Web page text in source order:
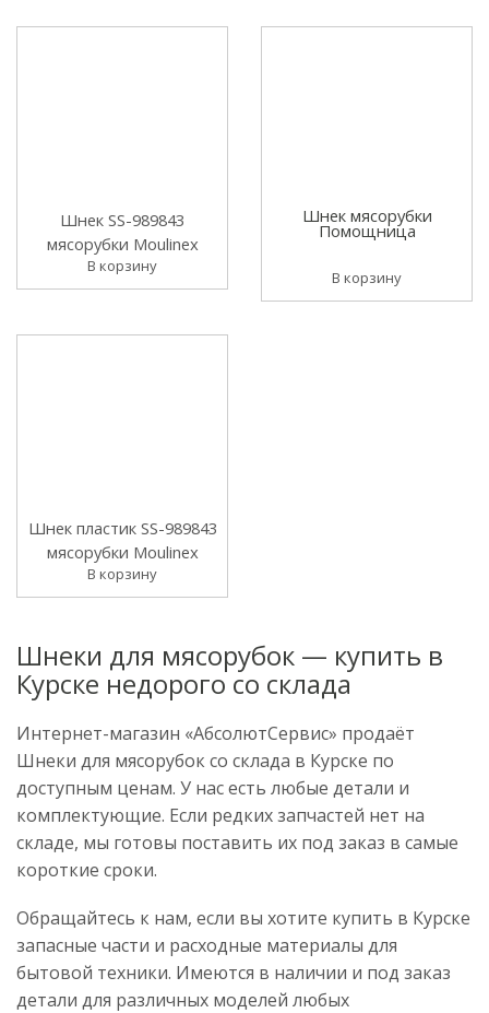
Шнек SS-989843
мясорубки Moulinex
В корзину
Шнек мясорубки
Помощница
В корзину
Шнек пластик SS-989843
мясорубки Moulinex
В корзину
Шнеки для мясорубок — купить в
Курске недорого со склада
Интернет-магазин «АбсолютСервис» продаёт
Шнеки для мясорубок со склада в Курске по
доступным ценам. У нас есть любые детали и
комплектующие. Если редких запчастей нет на
складе, мы готовы поставить их под заказ в самые
короткие сроки.
Обращайтесь к нам, если вы хотите купить в Курске
запасные части и расходные материалы для
бытовой техники. Имеются в наличии и под заказ
детали для различных моделей любых